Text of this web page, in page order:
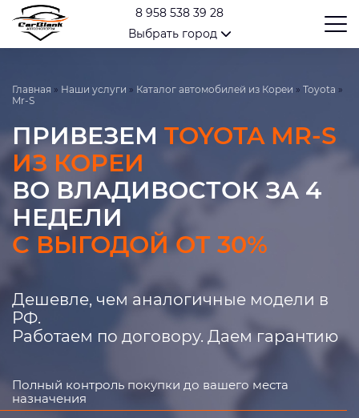
8 958 538 39 28
Выбрать город
Главная » Наши услуги » Каталог автомобилей из Кореи » Toyota »
Mr-S
ПРИВЕЗЕМ TOYOTA MR-S
ИЗ КОРЕИ
ВО ВЛАДИВОСТОК ЗА 4
НЕДЕЛИ
С ВЫГОДОЙ ОТ 30%
Дешевле, чем аналогичные модели в
РФ.
Работаем по договору. Даем гарантию
Полный контроль покупки до вашего места
назначения